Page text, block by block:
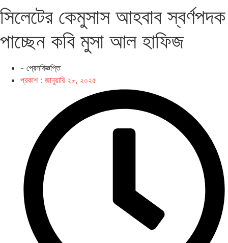
সিলেটের কেমুসাস আহবাব স্বর্ণপদক
পাচ্ছেন কবি মুসা আল হাফিজ
- প্রেসবিজ্ঞপ্তি
প্রকাশ : জানুয়ারি ২৮, ২০২৫